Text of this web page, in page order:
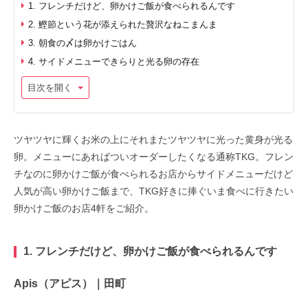
1. フレンチだけど、卵かけご飯が食べられるんです
2. 鰹節という花が添えられた贅沢なねこまんま
3. 朝食の〆は卵かけごはん
4. サイドメニューできらりと光る卵の存在
目次を開く
ツヤツヤに輝くお米の上にそれまたツヤツヤに光った黄身が光る
卵。メニューにあればついオーダーしたくなる通称TKG。フレン
チなのに卵かけご飯が食べられるお店からサイドメニューだけど
人気が高い卵かけご飯まで、TKG好きに捧ぐいま食べに行きたい
卵かけご飯のお店4軒をご紹介。
1. フレンチだけど、卵かけご飯が食べられるんです
Apis（アピス）｜田町